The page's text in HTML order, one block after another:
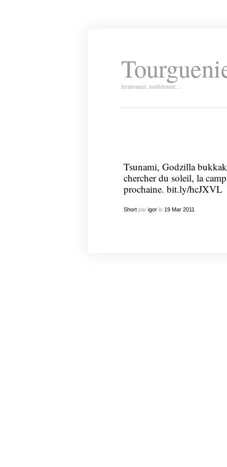
Irrationnel, molletonné…
Tsunami, Godzilla
chercher du soleil, la
prochaine. bit.ly/hcJXVL
Shortpar igorle 19 Mar 2011